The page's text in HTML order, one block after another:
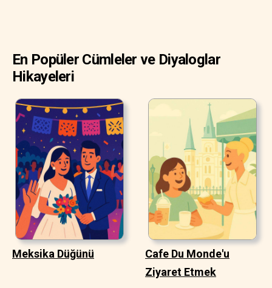
En Popüler Cümleler ve Diyaloglar
Hikayeleri
Meksika Düğünü
Cafe Du Monde'u
Ziyaret Etmek